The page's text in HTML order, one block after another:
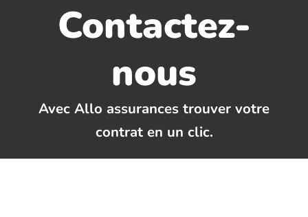
Nos produits
Assurance malussé
Contactez-
nous
Avec Allo assurances trouver votre
contrat en un clic.